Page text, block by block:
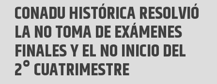
CONADU HISTÓRICA RESOLVIÓ
LA NO TOMA DE EXÁMENES
FINALES Y EL NO INICIO DEL
2° CUATRIMESTRE